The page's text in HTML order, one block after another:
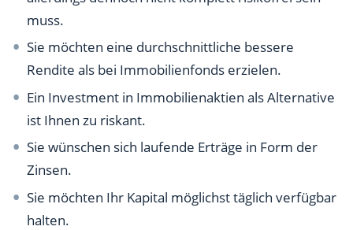
muss.
Sie möchten eine durchschnittliche bessere
Rendite als bei Immobilienfonds erzielen.
Ein Investment in Immobilienaktien als Alternative
ist Ihnen zu riskant.
Sie wünschen sich laufende Erträge in Form der
Zinsen.
Sie möchten Ihr Kapital möglichst täglich verfügbar
halten.